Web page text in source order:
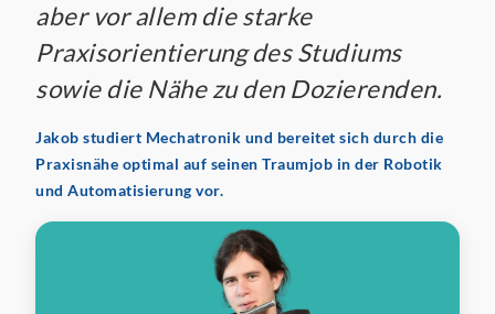
aber vor allem die starke
Praxisorientierung des Studiums
sowie die Nähe zu den Dozierenden.
Jakob studiert Mechatronik und bereitet sich durch die
Praxisnähe optimal auf seinen Traumjob in der Robotik
und Automatisierung vor.